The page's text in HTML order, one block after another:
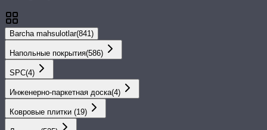
Barcha mahsulotlar(841)
Напольные покрытия(586)
SPС(4)
Инженерно-паркетная доска(4)
Ковровые плитки (19)